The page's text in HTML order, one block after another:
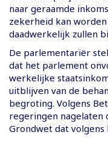
naar geraamde
zekerheid kan
daadwerkelijk zullen
De parlementariër
dat het parlement
werkelijke
uitblijven van de
begroting. Volgens
regeringen nagelaten
Grondwet dat